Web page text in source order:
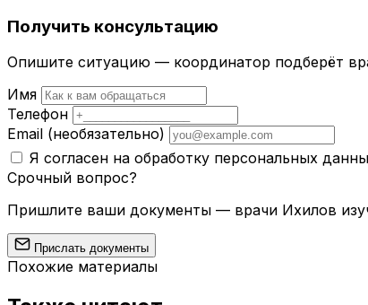
Получить консультацию
Опишите ситуацию — координатор подберёт
Имя
Телефон
Email (необязательно)
Я согласен на обработку персональных
Срочный вопрос?
Пришлите ваши документы — врачи Ихилов
Прислать документы
Похожие материалы